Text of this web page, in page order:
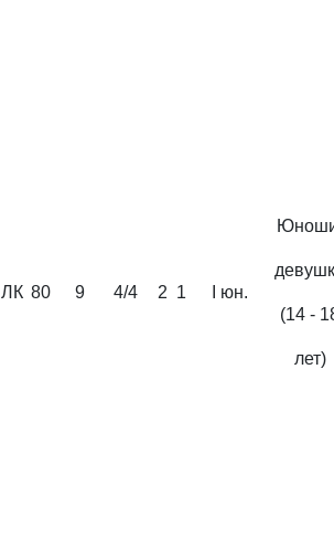
ЛК 80 9 4/4 2 1 I юн.
(14 -
лет)